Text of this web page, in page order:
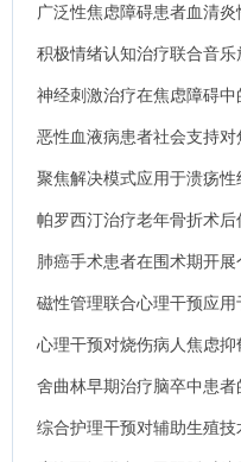
广泛性焦虑障碍患者血清
积极情绪认知治疗联合音
的临床研究.
神经刺激治疗在焦虑障碍中
恶性血液病患者社会支持
型.
聚焦解决模式应用于溃疡
生活质量的影响分析.
帕罗西汀治疗老年骨折术
介质的影响分析.
肺癌手术患者在围术期开
的影响分析.
磁性管理联合心理干预应
郁负面情绪的影响.
心理干预对烧伤病人焦虑抑
舍曲林早期治疗脑卒中患
综合护理干预对辅助生殖
局的影响分析.